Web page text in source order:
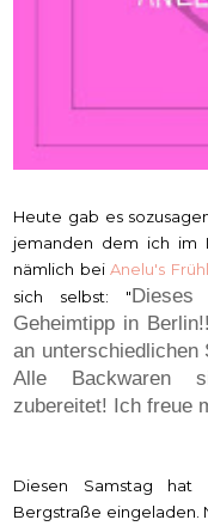
Heute gab es
jemanden dem ich im
nämlich beiAnelu's
sich selbst: "
Geheimtipp in
an unterschiedlichen
Alle Backwaren
zubereitet! Ich freue
Diesen Samstag
Bergstraße eingeladen.